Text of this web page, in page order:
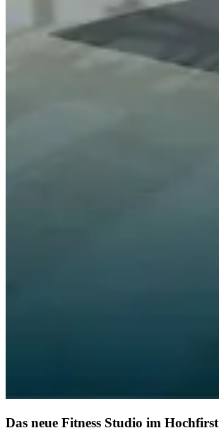
Das neue Fitness Studio im Hochfirst